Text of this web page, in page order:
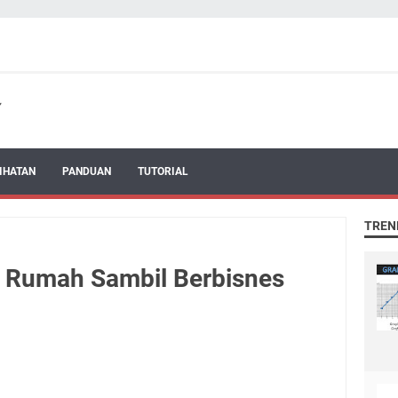
PANDUAN TUTORIAL
Sambil Berbisnes